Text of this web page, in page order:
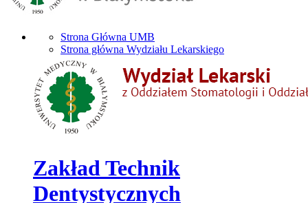
Strona Główna UMB
Strona główna Wydziału Lekarskiego
Zakład Technik
Dentystycznych